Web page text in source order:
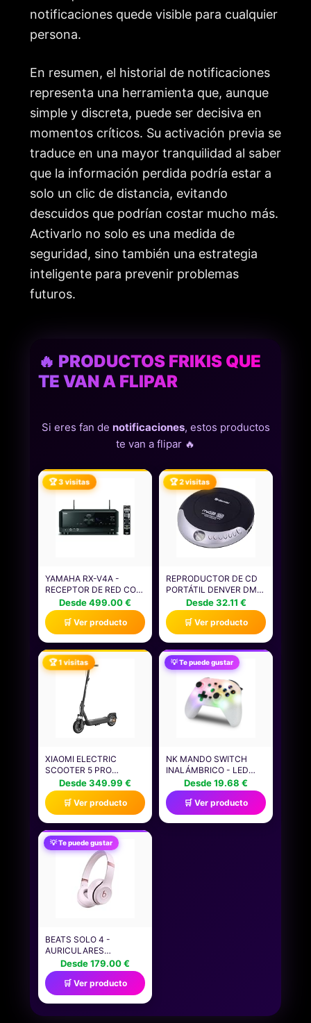
notificaciones quede visible para cualquier
persona.
En resumen, el historial de notificaciones
representa una herramienta que, aunque
simple y discreta, puede ser decisiva en
momentos críticos. Su activación previa se
traduce en una mayor tranquilidad al saber
que la información perdida podría estar a
solo un clic de distancia, evitando
descuidos que podrían costar mucho más.
Activarlo no solo es una medida de
seguridad, sino también una estrategia
inteligente para prevenir problemas
futuros.
🔥 PRODUCTOS FRIKIS QUE
TE VAN A FLIPAR
Si eres fan de notificaciones, estos productos
te van a flipar 🔥
🏆 3 visitas
YAMAHA RX-V4A -
RECEPTOR DE RED CON
SONIDO SURROUND
MUSICCAST,
FUNCIONES
ESPECÍFICAS PARA
JUEGOS Y SISTEMAS DE
CONTROL DE VOZ,
TALENTO COMPLETO
CON 5.2 CANALES
Desde 499.00 €
🛒 Ver producto
🏆 2 visitas
REPRODUCTOR DE CD
PORTÁTIL DENVER DMP-
391. DISCMAN.
COMPATIBLE CON CD,
CD-R Y CD/RW.
FUNCIÓN ANTICHOQUE.
SISTEMA BASS BOOST.
AURICULARES
INCLUIDOS.
Desde 32.11 €
🛒 Ver producto
🏆 1 visitas
XIAOMI ELECTRIC
SCOOTER 5 PRO
ES+SPEAKER -
POTENCIA MÁXIMA DE
1000 W - 400 W,
AUTONOMÍA DE 60 KM,
SISTEMA DE DOBLE
SUSPENSIÓN,
PANTALLA LED
MULTIFUNCIONAL
(VERSIÓN ES)
Desde 349.99 €
🛒 Ver producto
💡 Te puede gustar
NK MANDO SWITCH
INALÁMBRICO - LED
RGB AJUSTABLE,
SWITCH/PC/ANDROID/IOS,
FUNCIÓN TURBO,
AJUSTES MACRO,
BLUETOOTH, 6 EJES, 4
Desde 19.68 €
🛒 Ver producto
💡 Te puede gustar
BEATS SOLO 4 -
AURICULARES
WIRELESS BLUETOOTH
ON-EAR, COMPATIBLES
CON APPLE Y ANDROID,
CON HASTA 50 HORAS
DE BATERÍA - ROSA
ALGODÓN
Desde 179.00 €
🛒 Ver producto